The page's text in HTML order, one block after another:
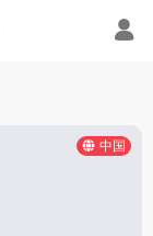
中国